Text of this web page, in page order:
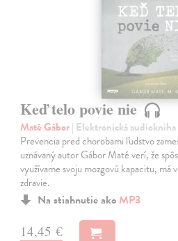
Keď telo povie nie
Maté Gábor| Elektronická audiokniha
Prevencia pred chorobami ľudstvo
uznávaný autor Gábor Maté verí, že
využívame svoju mozgovú kapacitu, má
zdravie.
Na stiahnutie ako MP3
14,45 €